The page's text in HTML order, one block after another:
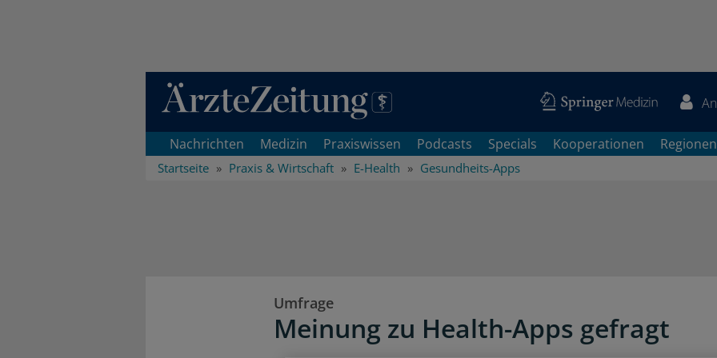
Direkt zum Inhaltsbereich
Nachrichten Medizin Praxiswissen Podcasts Specials Kooperationen Regionen
Startseite Praxis & Wirtschaft E-Health Gesundheits-Apps
Umfrage
Meinung zu Health-Apps gefragt